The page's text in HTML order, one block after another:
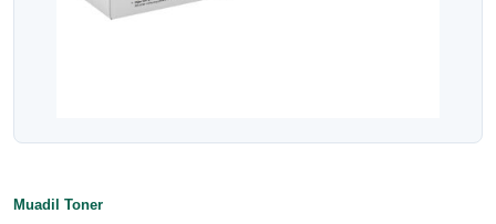
Muadil Toner